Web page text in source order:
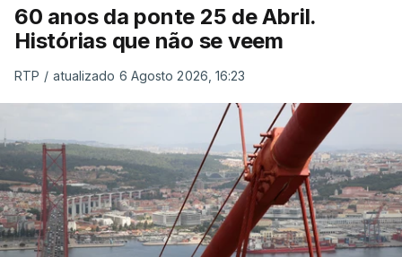
60 anos da ponte 25 de Abril.
Histórias que não se veem
RTP / atualizado 6 Agosto 2026, 16:23